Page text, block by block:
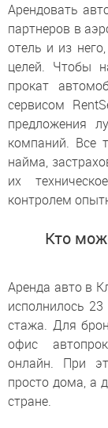
Арендовать
партнеров в
отель и из
целей. Чтобы
прокат
сервисом
предложения
компаний. Все
найма,
их
контролем
Кто
Аренда авто в
исполнилось
стажа. Для
офис
онлайн. При
просто дома, а
стране.